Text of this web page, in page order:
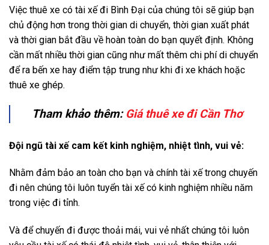
Việc thuê xe có tài xế đi Bình Đại của chúng tôi sẽ giúp bạn
chủ động hơn trong thời gian di chuyển, thời gian xuất phát
và thời gian bắt đầu về hoàn toàn do bạn quyết định. Không
cần mất nhiều thời gian cũng như mất thêm chi phí di chuyển
để ra bến xe hay điểm tập trung như khi đi xe khách hoặc
thuê xe ghép.
Tham khảo thêm: Giá thuê xe đi Cần Thơ
Đội ngũ tài xế cam kết kinh nghiệm, nhiệt tình, vui vẻ:
Nhằm đảm bảo an toàn cho bạn và chính tài xế trong chuyến
đi nên chúng tôi luôn tuyển tài xế có kinh nghiệm nhiều năm
trong việc đi tỉnh.
Và để chuyến đi được thoải mái, vui vẻ nhất chúng tôi luôn